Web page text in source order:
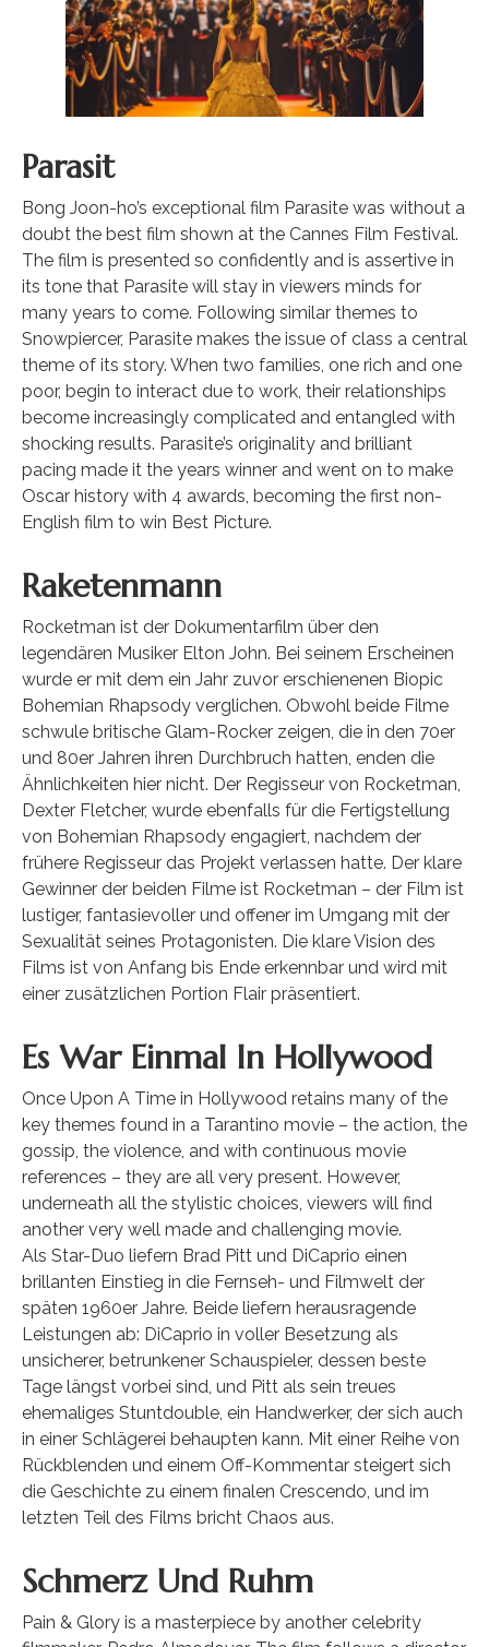
Parasit
Bong Joon-ho’s exceptional film Parasite was without a
doubt the best film shown at the Cannes Film Festival.
The film is presented so confidently and is assertive in
its tone that Parasite will stay in viewers minds for
many years to come. Following similar themes to
Snowpiercer, Parasite makes the issue of class a central
theme of its story. When two families, one rich and one
poor, begin to interact due to work, their relationships
become increasingly complicated and entangled with
shocking results. Parasite’s originality and brilliant
pacing made it the years winner and went on to make
Oscar history with 4 awards, becoming the first non-
English film to win Best Picture.
Raketenmann
Rocketman ist der Dokumentarfilm über den
legendären Musiker Elton John. Bei seinem Erscheinen
wurde er mit dem ein Jahr zuvor erschienenen Biopic
Bohemian Rhapsody verglichen. Obwohl beide Filme
schwule britische Glam-Rocker zeigen, die in den 70er
und 80er Jahren ihren Durchbruch hatten, enden die
Ähnlichkeiten hier nicht. Der Regisseur von Rocketman,
Dexter Fletcher, wurde ebenfalls für die Fertigstellung
von Bohemian Rhapsody engagiert, nachdem der
frühere Regisseur das Projekt verlassen hatte. Der klare
Gewinner der beiden Filme ist Rocketman – der Film ist
lustiger, fantasievoller und offener im Umgang mit der
Sexualität seines Protagonisten. Die klare Vision des
Films ist von Anfang bis Ende erkennbar und wird mit
einer zusätzlichen Portion Flair präsentiert.
Es War Einmal In Hollywood
Once Upon A Time in Hollywood retains many of the
key themes found in a Tarantino movie – the action, the
gossip, the violence, and with continuous movie
references – they are all very present. However,
underneath all the stylistic choices, viewers will find
another very well made and challenging movie.
Als Star-Duo liefern Brad Pitt und DiCaprio einen
brillanten Einstieg in die Fernseh- und Filmwelt der
späten 1960er Jahre. Beide liefern herausragende
Leistungen ab: DiCaprio in voller Besetzung als
unsicherer, betrunkener Schauspieler, dessen beste
Tage längst vorbei sind, und Pitt als sein treues
ehemaliges Stuntdouble, ein Handwerker, der sich auch
in einer Schlägerei behaupten kann. Mit einer Reihe von
Rückblenden und einem Off-Kommentar steigert sich
die Geschichte zu einem finalen Crescendo, und im
letzten Teil des Films bricht Chaos aus.
Schmerz Und Ruhm
Pain & Glory is a masterpiece by another celebrity